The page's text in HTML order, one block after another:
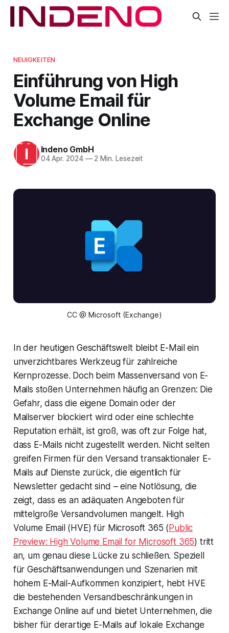
NEUIGKEITEN
Einführung von High
Volume Email für
Exchange Online
Indeno GmbH
04 Apr. 2024 —2 Min. Lesezeit
CC @ Microsoft (Exchange)
In der heutigen Geschäftswelt bleibt E-Mail ein
unverzichtbares Werkzeug für zahlreiche
Kernprozesse. Doch beim Massenversand von E-
Mails stoßen Unternehmen häufig an Grenzen: Die
Gefahr, dass die eigene Domain oder der
Mailserver blockiert wird oder eine schlechte
Reputation erhält, ist groß, was oft zur Folge hat,
dass E-Mails nicht zugestellt werden. Nicht selten
greifen Firmen für den Versand transaktionaler E-
Mails auf Dienste zurück, die eigentlich für
Newsletter gedacht sind – eine Notlösung, die
zeigt, dass es an adäquaten Angeboten für
mittelgroße Versandvolumen mangelt. High
Volume Email (HVE) für Microsoft 365 (Public
Preview: High Volume Email for Microsoft 365) tritt
an, um genau diese Lücke zu schließen. Speziell
für Geschäftsanwendungen und Szenarien mit
hohem E-Mail-Aufkommen konzipiert, hebt HVE
die bestehenden Versandbeschränkungen in
Exchange Online auf und bietet Unternehmen, die
bisher für derartige E-Mails auf lokale Exchange